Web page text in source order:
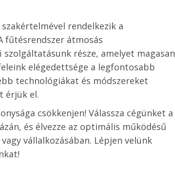
rendelkezik a
fűtésrendszer átmosás
része, amelyet magasan
elégedettsége a legfontosabb
technológiákat és módszereket
érjük el.
csökkenjen! Válassza cégünket a
és élvezze az optimális működésű
vállalkozásában. Lépjen velünk